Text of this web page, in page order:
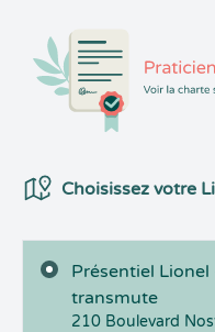
Choix du Lieux
Choisissez votre
Présentiel Lionel
transmute
210 Boulevard